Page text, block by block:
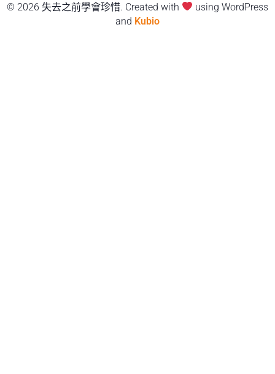
© 2026 失去之前學會珍惜. Created with
using WordPress
and Kubio